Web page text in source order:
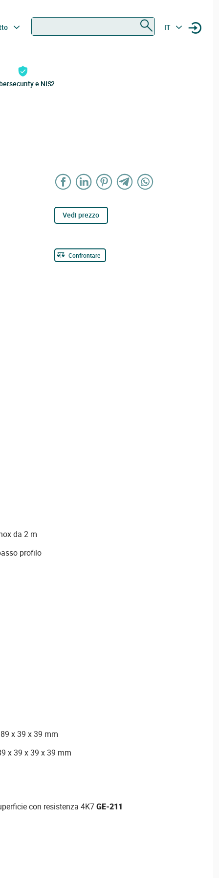
IT
e NIS2
Vedi prezzo
Confrontare
da 2 m
profilo
x 39 x 39 mm
x 39 x 39 x 39 mm
con resistenza 4K7GE-211